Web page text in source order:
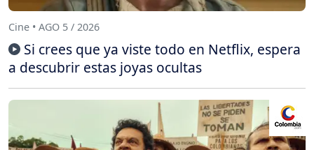
Cine • AGO 5 / 2026
Si crees que ya viste todo en Netflix, espera
a descubrir estas joyas ocultas